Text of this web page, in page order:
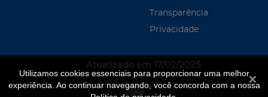
Utilizamos cookies essenciais para proporcionar uma melhor
experiência. Ao continuar navegando, você concorda com a nossa
Transparência
Privacidade
Atualizado em 17/02/2025